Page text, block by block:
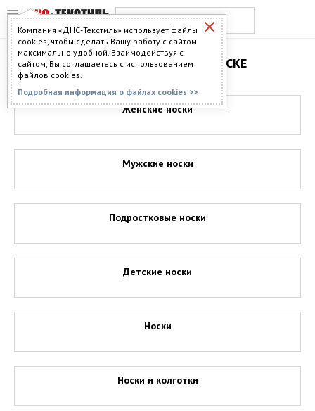
Компания «ДНС-Текстиль» использует файлы
cookies, чтобы сделать Вашу работу с сайтом
максимально удобной. Взаимодействуя с
сайтом, Вы соглашаетесь с использованием
файлов cookies.
Подробная информация о файлах cookies >>
НОСКИ ОПТОМ В ОМСКЕ
Женские носки
Мужские носки
Подростковые носки
Детские носки
Носки
Носки и колготки